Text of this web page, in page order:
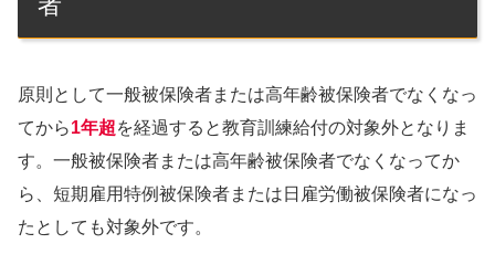
原則として一般被保険者または高年齢被保険者でなくなっ
てから1年超を経過すると教育訓練給付の対象外となりま
す。一般被保険者または高年齢被保険者でなくなってか
ら、短期雇用特例被保険者または日雇労働被保険者になっ
たとしても対象外です。